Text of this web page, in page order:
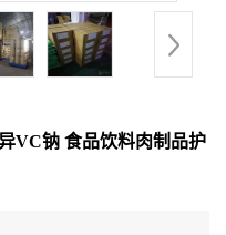
VC钠 食品饮料肉制品护